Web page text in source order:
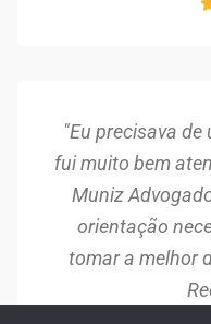
"Eu precisava
fui muito bem
Muniz
orientação
tomar a melhor